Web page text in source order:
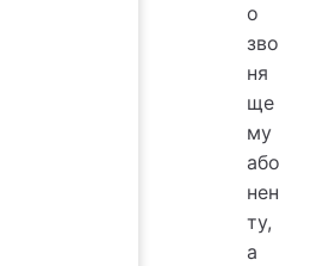
о
зво
ня
ще
му
або
нен
ту,
а